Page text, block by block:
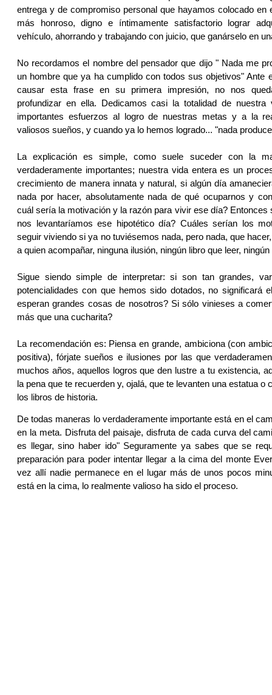
entrega y de compromiso personal que hayamos colocado en
más honroso, digno e íntimamente satisfactorio lograr
vehículo, ahorrando y trabajando con juicio, que ganárselo en
No recordamos el nombre del pensador que dijo " Nada me
un hombre que ya ha cumplido con todos sus objetivos" Ante
causar esta frase en su primera impresión, no nos
profundizar en ella. Dedicamos casi la totalidad de
importantes esfuerzos al logro de nuestras metas y a la
valiosos sueños, y cuando ya lo hemos logrado... "nada
La explicación es simple, como suele suceder con la
verdaderamente importantes; nuestra vida entera es un
crecimiento de manera innata y natural, si algún día
nada por hacer, absolutamente nada de qué ocuparnos y
cuál sería la motivación y la razón para vivir ese día? Entonces
nos levantaríamos ese hipotético día? Cuáles serían los
seguir viviendo si ya no tuviésemos nada, pero nada, que
a quien acompañar, ninguna ilusión, ningún libro que leer,
Sigue siendo simple de interpretar: si son tan grandes,
potencialidades con que hemos sido dotados, no significará
esperan grandes cosas de nosotros? Si sólo vinieses a
más que una cucharita?
La recomendación es: Piensa en grande, ambiciona (con
positiva), fórjate sueños e ilusiones por las que
muchos años, aquellos logros que den lustre a tu existencia,
la pena que te recuerden y, ojalá, que te levanten una estatua o
los libros de historia.
De todas maneras lo verdaderamente importante está en el
en la meta. Disfruta del paisaje, disfruta de cada curva del
es llegar, sino haber ido" Seguramente ya sabes que se
preparación para poder intentar llegar a la cima del monte
vez allí nadie permanece en el lugar más de unos pocos
está en la cima, lo realmente valioso ha sido el proceso.